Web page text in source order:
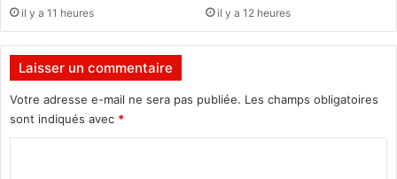
a
d
l
e
s
r
il y a 11 heures il y a 12 heures
Laisser un commentaire
Votre adresse e-mail ne sera pas publiée. Les champs obligatoires
sont indiqués avec *